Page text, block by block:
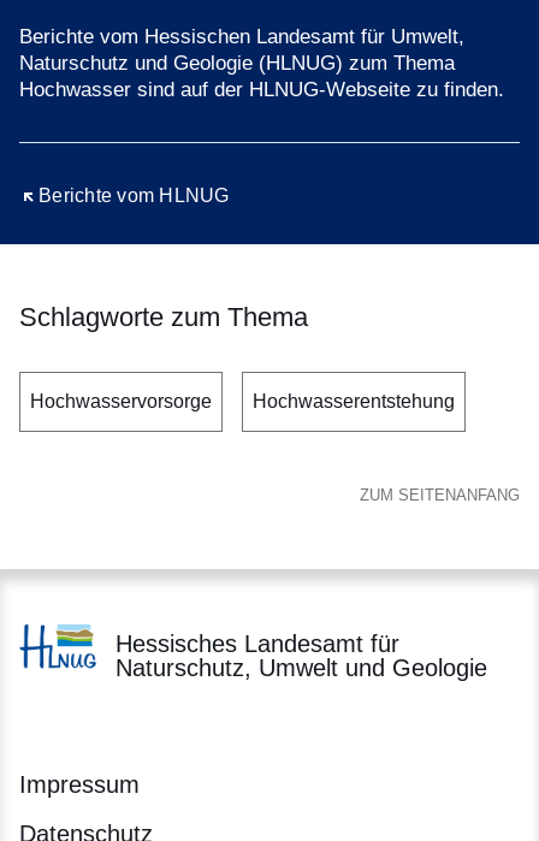
Berichte vom Hessischen Landesamt für Umwelt,
Naturschutz und Geologie (HLNUG) zum Thema
Hochwasser sind auf der HLNUG-Webseite zu finden.
Berichte vom HLNUG
Öffnet sich in einem neuen Fenster
Schlagworte zum Thema
Hochwasservorsorge Hochwasserentstehung
ZUM SEITENANFANG
Hessisches Landesamt für
Naturschutz, Umwelt und Geologie
Impressum
Datenschutz